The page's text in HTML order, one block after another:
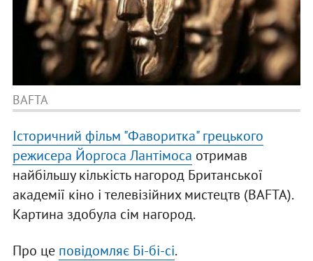
BAFTA
Історичний фільм "Фаворитка" грецького
режисера Йоргоса Лантімоса отримав
найбільшу кількість нагород Британської
академії кіно і телевізійних мистецтв (BAFTA).
Картина здобула сім нагород.
Про це повідомляє Бі-бі-сі.